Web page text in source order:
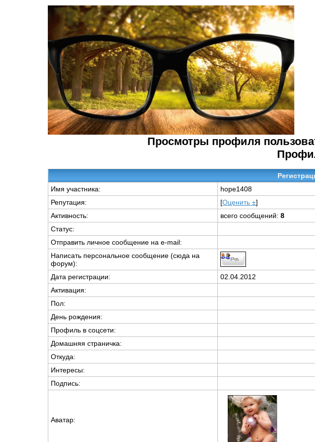
Просмотры профиля
Имя участника:
hope1408
Репутация:
[Оценить ±]
Активность:
всего сообщений:8
Статус:
Отправить личное сообщение на e-mail:
Написать персональное сообщение (сюда на
форум):
Дата регистрации:
02.04.2012
Активация:
Пол:
День рождения:
Профиль в соцсети:
Домашняя страничка:
Откуда:
Интересы:
Подпись:
Аватар: